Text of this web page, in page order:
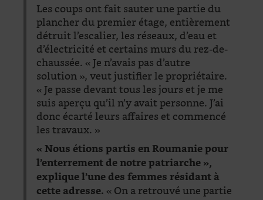
Les coups ont fait sauter une partie du
plancher du premier étage, entièrement
détruit l’escalier, les réseaux, d’eau et
d’électricité et certains murs du rez-de-
chaussée. « Je n’avais pas d’autre
solution », veut justifier le propriétaire.
« Je passe devant tous les jours et je me
suis aperçu qu’il n’y avait personne. J’ai
donc écarté leurs affaires et commencé
les travaux. »
« Nous étions partis en Roumanie pour
l’enterrement de notre patriarche »,
explique l’une des femmes résidant à
cette adresse. « On a retrouvé une partie